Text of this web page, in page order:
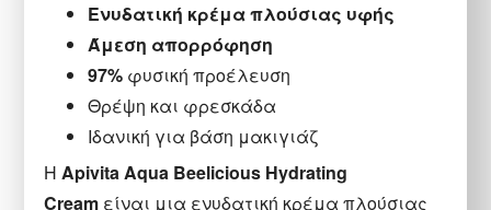
Ενυδατική κρέμα πλούσιας υφής
Άμεση απορρόφηση
97% φυσική προέλευση
Θρέψη και φρεσκάδα
Ιδανική για βάση μακιγιάζ
ΗApivita Aqua Beelicious Hydrating
Cream είναι μια ενυδατική κρέμα πλούσιας